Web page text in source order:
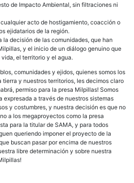
de Impacto Ambiental, sin filtraciones ni
acto de hostigamiento, coacción o
ejidatarios de la región.
la decisión de las comunidades, que han
y el inicio de un diálogo genuino que
el territorio y el agua.
comunidades y ejidos, quienes somos los
tierra y nuestros territorios, les decimos claro
permiso para la presa Milpillas! Somos
expresada a través de nuestros sistemas
y costumbres, y nuestra decisión es que no
a los megaproyectos como la presa
para la titular de SAMA, y para todos
queriendo imponer el proyecto de la
buscan pasar por encima de nuestros
libre determinación y sobre nuestra